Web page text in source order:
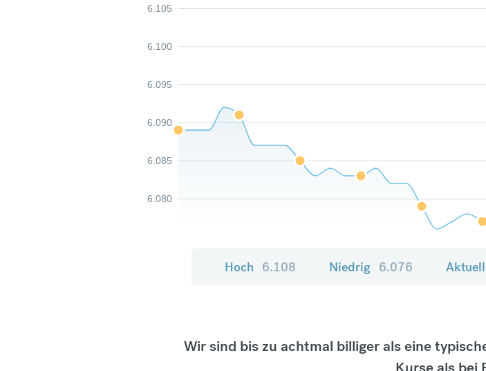
6.080
6.085
6.090
6.095
6.100
6.105
Hoch 6.108 Niedrig 6.076 Aktuell
Wir sind bis zu achtmal billiger als eine
Kurse als bei